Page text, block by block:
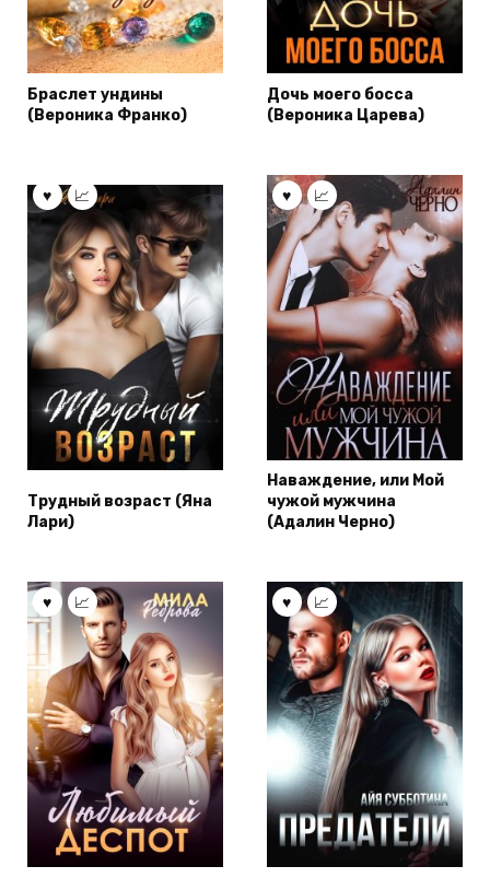
Браслет ундины
(Вероника Франко)
Дочь моего босса
(Вероника Царева)
Трудный возраст (Яна
Лари)
Наваждение, или Мой
чужой мужчина
(Адалин Черно)